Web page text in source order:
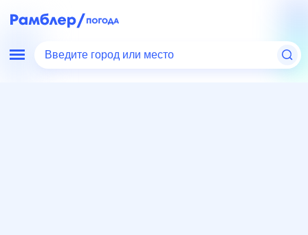
Введите город или место